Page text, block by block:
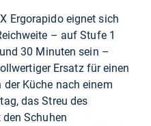
Ergorapido eignet sich
– auf Stufe 1
30 Minuten sein –
Ersatz für einen
Küche nach einem
das Streu des
Schuhen